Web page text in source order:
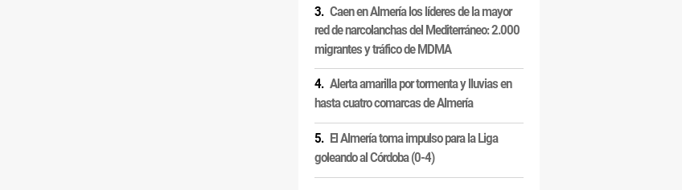
Caen en Almería los líderes de la mayor
red de narcolanchas del Mediterráneo: 2.000
migrantes y tráfico de MDMA
Alerta amarilla por tormenta y lluvias en
hasta cuatro comarcas de Almería
El Almería toma impulso para la Liga
goleando al Córdoba (0-4)